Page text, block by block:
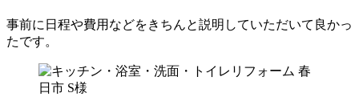
事前に日程や費用などをきちんと説明していただいて良かっ
たです。